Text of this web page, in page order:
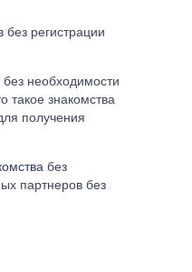
регистрации
необходимости
такое знакомства
получения
без
партнеров без